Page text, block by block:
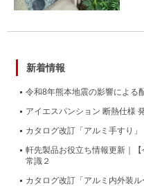
新着情報
令和8年熊本地震の影響による
アイエスパンション 断熱仕様
カタログ改訂「アルミ手すり」
軒先製品お役立ち情報更新｜
常識２
カタログ改訂「アルミ内外装ル